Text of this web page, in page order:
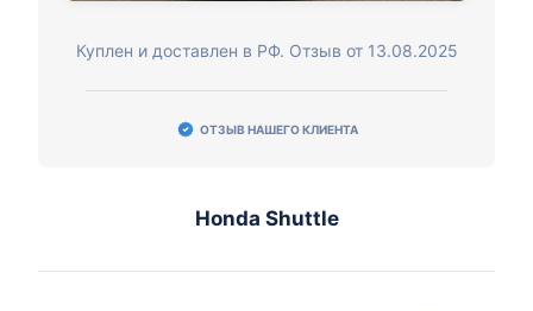
Куплен и доставлен в РФ. Отзыв от 13.08.2025
ОТЗЫВ НАШЕГО КЛИЕНТА
Honda Shuttle